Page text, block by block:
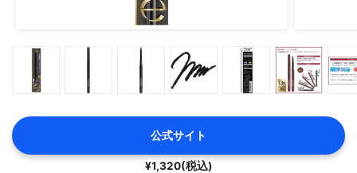
公式サイト
¥1,320(税込)